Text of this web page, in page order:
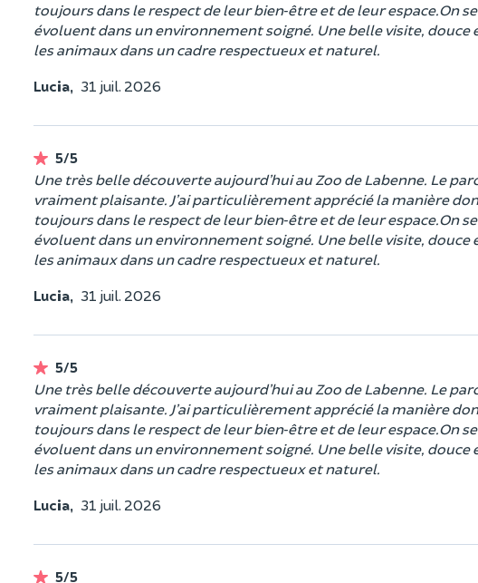
toujours dans le respect de leur bien‑être et de leur espace.On
évoluent dans un environnement soigné. Une belle visite,
les animaux dans un cadre respectueux et naturel.
Lucia, 31 juil. 2026
5/5
Une très belle découverte aujourd’hui au Zoo de Labenne. Le
vraiment plaisante. J’ai particulièrement apprécié la manière
toujours dans le respect de leur bien‑être et de leur espace.On
évoluent dans un environnement soigné. Une belle visite,
les animaux dans un cadre respectueux et naturel.
Lucia, 31 juil. 2026
5/5
Une très belle découverte aujourd’hui au Zoo de Labenne. Le
vraiment plaisante. J’ai particulièrement apprécié la manière
toujours dans le respect de leur bien‑être et de leur espace.On
évoluent dans un environnement soigné. Une belle visite,
les animaux dans un cadre respectueux et naturel.
Lucia, 31 juil. 2026
5/5